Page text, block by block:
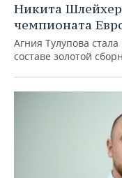
Никита Шлейхер
чемпионата
Агния Тулупова
составе золотой